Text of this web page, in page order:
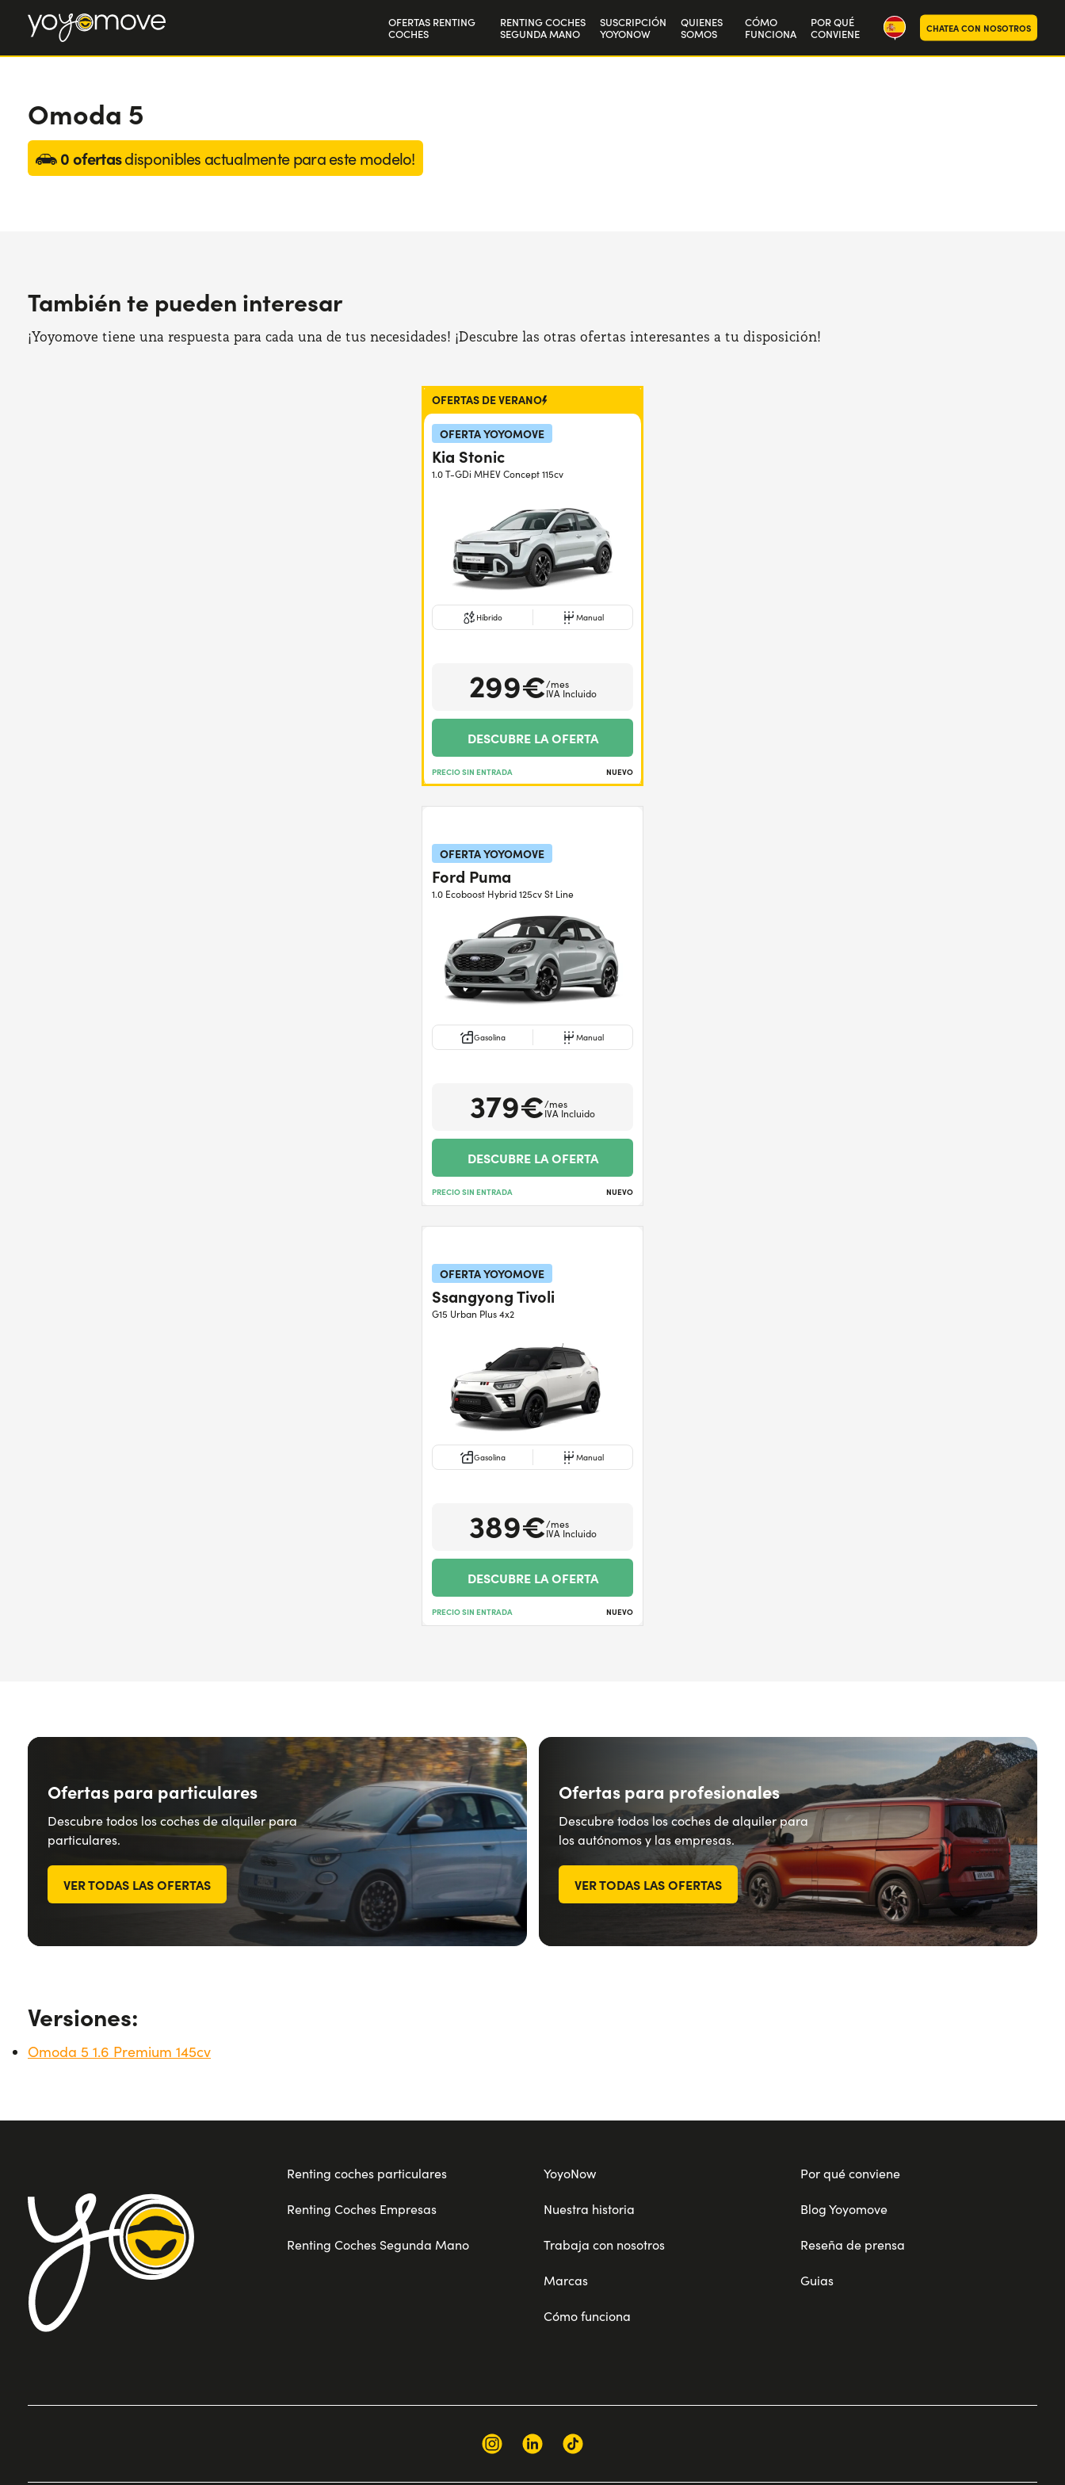
OFERTAS RENTING
COCHES
RENTING COCHES
SEGUNDA MANO
SUSCRIPCIÓN
YOYONOW
QUIENES
SOMOS
CÓMO
FUNCIONA
POR QUÉ
CONVIENE CHATEA CON NOSOTROS
Omoda 5
0 ofertasdisponibles actualmente para este modelo!
También te pueden interesar
¡Yoyomove tiene una respuesta para cada una de tus necesidades! ¡Descubre las otras ofertas interesantes a tu disposición!
OFERTAS DE VERANO
OFERTA YOYOMOVE
Kia Stonic
1.0 T-GDi MHEV Concept 115cv
Híbrido Manual
299€/mes
IVA Incluido
DESCUBRE LA OFERTA
PRECIO SIN ENTRADA NUEVO
OFERTA YOYOMOVE
Ford Puma
1.0 Ecoboost Hybrid 125cv St Line
Gasolina Manual
379€/mes
IVA Incluido
DESCUBRE LA OFERTA
PRECIO SIN ENTRADA NUEVO
OFERTA YOYOMOVE
Ssangyong Tivoli
G15 Urban Plus 4x2
Gasolina Manual
389€/mes
IVA Incluido
DESCUBRE LA OFERTA
PRECIO SIN ENTRADA NUEVO
Ofertas para particulares
Descubre todos los coches de alquiler para
particulares.
VER TODAS LAS OFERTAS
Ofertas para profesionales
Descubre todos los coches de alquiler para
los autónomos y las empresas.
VER TODAS LAS OFERTAS
Versiones:
Omoda 5 1.6 Premium 145cv
Renting coches particulares
Renting Coches Empresas
Renting Coches Segunda Mano
YoyoNow
Nuestra historia
Trabaja con nosotros
Marcas
Cómo funciona
Por qué conviene
Blog Yoyomove
Reseña de prensa
Guias